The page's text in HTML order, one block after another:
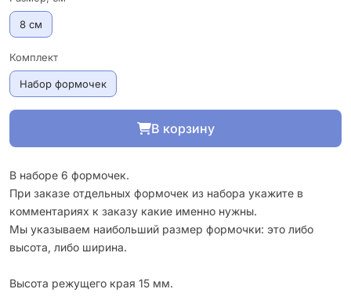
8 см
Комплект
Набор формочек
В корзину
В наборе 6 формочек.
При заказе отдельных формочек из набора укажите в
комментариях к заказу какие именно нужны.
Мы указываем наибольший размер формочки: это либо
высота, либо ширина.
Высота режущего края 15 мм.